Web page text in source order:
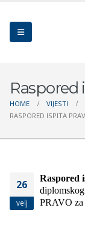
Raspored
HOME VIJESTI
RASPORED ISPITA
26
velj
Raspored
PRAVO za